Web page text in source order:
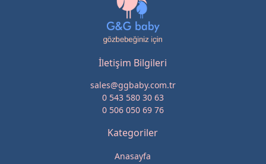
Kategoriler
Anasayfa
İletişim Bilgileri
sales@ggbaby.com.tr
0 543 580 30 63
0 506 050 69 76